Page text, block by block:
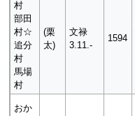
村
部田
村☆
追分
村
馬場
村
(栗
太)
文禄
3.11.-
1594
おか